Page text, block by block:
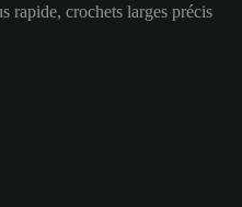
rapide, crochets larges précis